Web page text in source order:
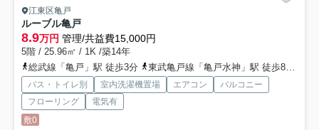
江東区亀戸
ルーブル亀戸
8.9万円 管理/共益費15,000円
5階 / 25.96㎡ / 1K /築14年
総武線「亀戸」駅 徒歩3分
東武亀戸線「亀戸水神」駅 徒歩8分
バス・トイレ別 室内洗濯機置場 エアコン
バルコニー
フローリング
電気有
敷0